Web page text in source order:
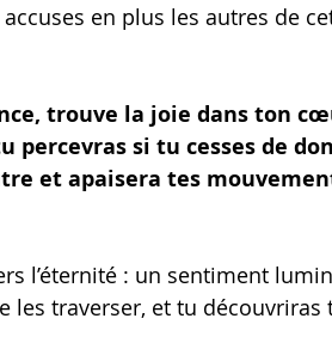
en plus les autres de
trouve la joie dans ton
percevras si tu cesses de
et apaisera tes
l’éternité : un sentiment
les traverser, et tu découvriras